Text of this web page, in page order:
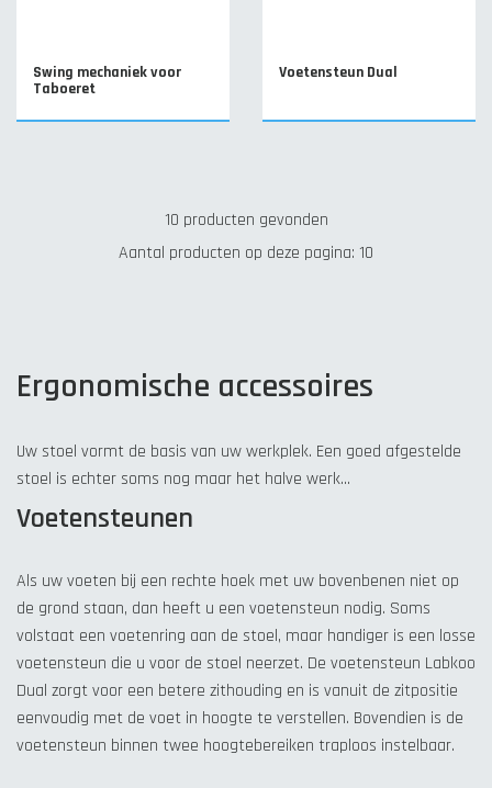
Swing mechaniek voor
Taboeret
Voetensteun Dual
10 producten gevonden
Aantal producten op deze pagina: 10
Ergonomische accessoires
Uw stoel vormt de basis van uw werkplek. Een goed afgestelde
stoel is echter soms nog maar het halve werk…
Voetensteunen
Als uw voeten bij een rechte hoek met uw bovenbenen niet op
de grond staan, dan heeft u een voetensteun nodig. Soms
volstaat een voetenring aan de stoel, maar handiger is een losse
voetensteun die u voor de stoel neerzet. De voetensteun Labkoo
Dual zorgt voor een betere zithouding en is vanuit de zitpositie
eenvoudig met de voet in hoogte te verstellen. Bovendien is de
voetensteun binnen twee hoogtebereiken traploos instelbaar.